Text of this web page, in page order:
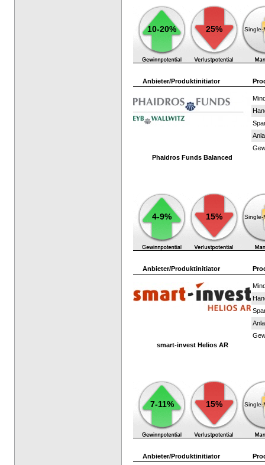
10-20% 25% Single-
Anbieter/Produktinitiator
Phaidros Funds Balanced
4-9% 15% Single-
Anbieter/Produktinitiator
smart-invest Helios AR
7-11% 15% Single-
Anbieter/Produktinitiator